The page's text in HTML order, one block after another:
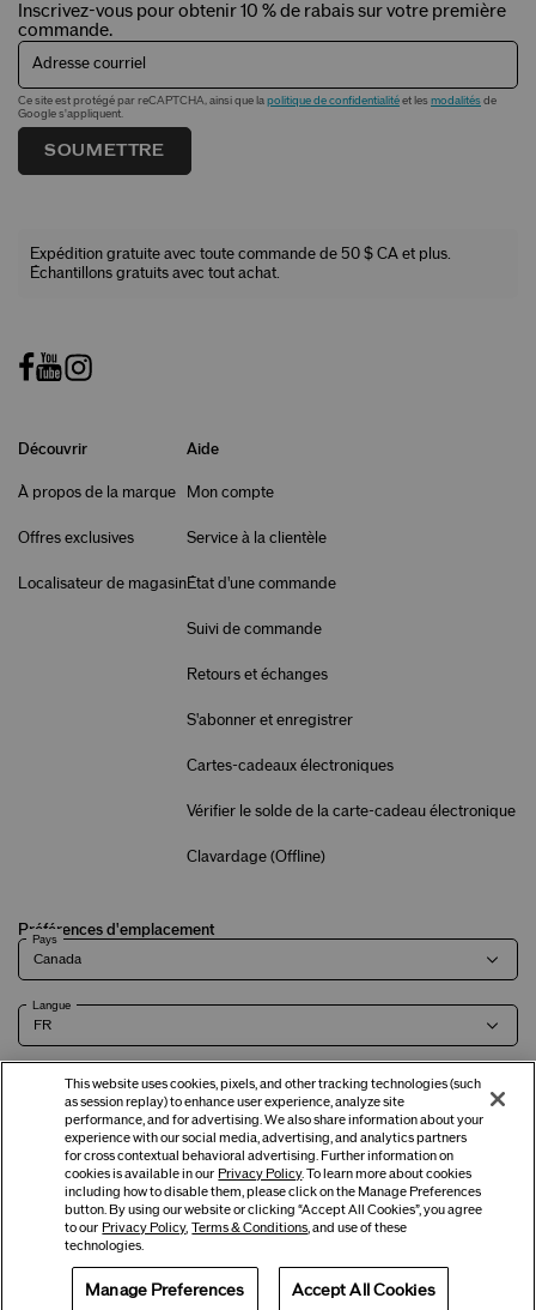
Inscrivez-vous pour obtenir 10 % de rabais sur votre première
commande.
Adresse courriel
Ce site est protégé par reCAPTCHA, ainsi que la politique de confidentialité et les modalités de
Google s'appliquent.
SOUMETTRE
Expédition gratuite avec toute commande de 50 $ CA et plus.
Échantillons gratuits avec tout achat.
Découvrir
À propos de la marque
Offres exclusives
Localisateur de magasin
Aide
Mon compte
Service à la clientèle
État d'une commande
Suivi de commande
Retours et échanges
S'abonner et enregistrer
Cartes-cadeaux électroniques
Vérifier le solde de la carte-cadeau électronique
Clavardage (Offline)
Préférences d'emplacement
Pays
Langue
Shiseido Co., Ltd. Tous droits réservés.
Politique de
confidentialité
Renseignements sur l'entreprise et
coordonnées
Offres Obtenir de l'aide Services
This website uses cookies, pixels, and other tracking technologies (such
as session replay) to enhance user experience, analyze site
performance, and for advertising. We also share information about your
experience with our social media, advertising, and analytics partners
for cross contextual behavioral advertising. Further information on
cookies is available in our Privacy Policy. To learn more about cookies
including how to disable them, please click on the Manage Preferences
button. By using our website or clicking “Accept All Cookies”, you agree
to our Privacy Policy, Terms & Conditions , and use of these
technologies.
Manage Preferences Accept All Cookies